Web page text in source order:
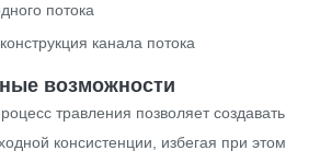
потока
канала потока
возможности
травления позволяет создавать
консистенции, избегая при этом